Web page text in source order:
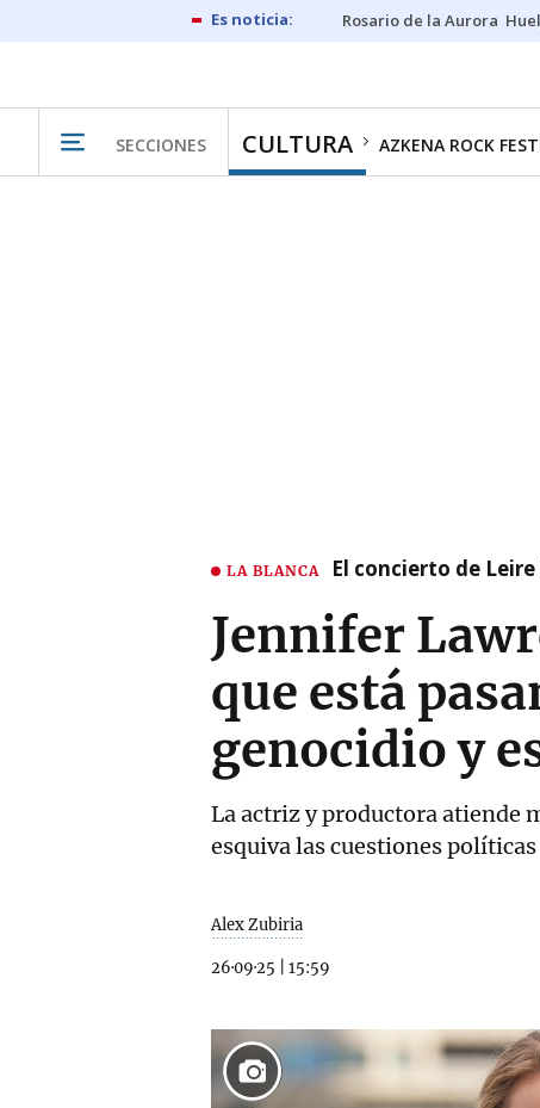
Rosario de la Aurora
SECCIONES CULTURA AZKENA ROCK
LA BLANCA El concierto de
Jennifer
que está
genocidio y
La actriz y productora atiende
esquiva las cuestiones políticas
Alex Zubiria
26·09·25 15:59